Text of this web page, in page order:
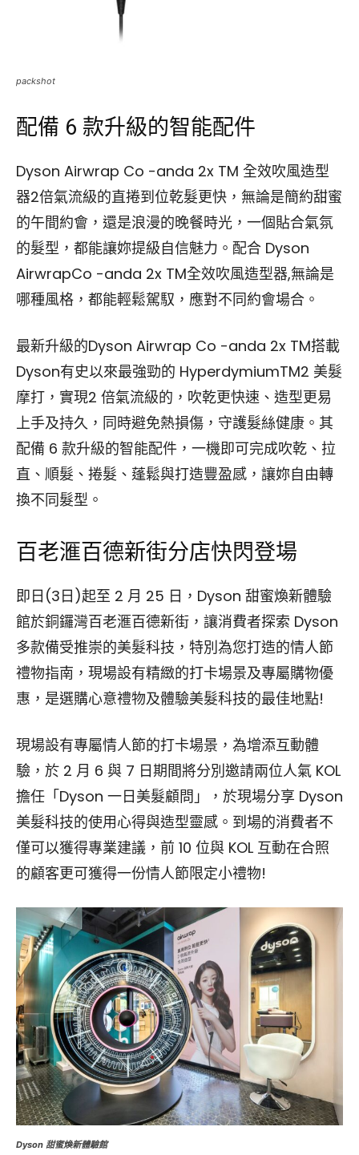
packshot
配備 6 款升級的智能配件
Dyson Airwrap Co -anda 2x TM 全效吹風造型
器2倍氣流級的直捲到位乾髮更快，無論是簡約甜蜜
的午間約會，還是浪漫的晚餐時光，一個貼合氣氛
的髮型，都能讓妳提級自信魅力。配合 Dyson
AirwrapCo -anda 2x TM全效吹風造型器,無論是
哪種風格，都能輕鬆駕馭，應對不同約會場合。
最新升級的Dyson Airwrap Co -anda 2x TM搭載
Dyson有史以來最強勁的 HyperdymiumTM2 美髮
摩打，實現2 倍氣流級的，吹乾更快速、造型更易
上手及持久，同時避免熱損傷，守護髮絲健康。其
配備 6 款升級的智能配件，一機即可完成吹乾、拉
直、順髮、捲髮、蓬鬆與打造豐盈感，讓妳自由轉
換不同髮型。
百老滙百德新街分店快閃登場
即日(3日)起至 2 月 25 日，Dyson 甜蜜煥新體驗
館於銅鑼灣百老滙百德新街，讓消費者探索 Dyson
多款備受推崇的美髮科技，特別為您打造的情人節
禮物指南，現場設有精緻的打卡場景及專屬購物優
惠，是選購心意禮物及體驗美髮科技的最佳地點!
現場設有專屬情人節的打卡場景，為增添互動體
驗，於 2 月 6 與 7 日期間將分別邀請兩位人氣 KOL
擔任「Dyson 一日美髮顧問」，於現場分享 Dyson
美髮科技的使用心得與造型靈感。到場的消費者不
僅可以獲得專業建議，前 10 位與 KOL 互動在合照
的顧客更可獲得一份情人節限定小禮物!
Dyson 甜蜜煥新體驗館